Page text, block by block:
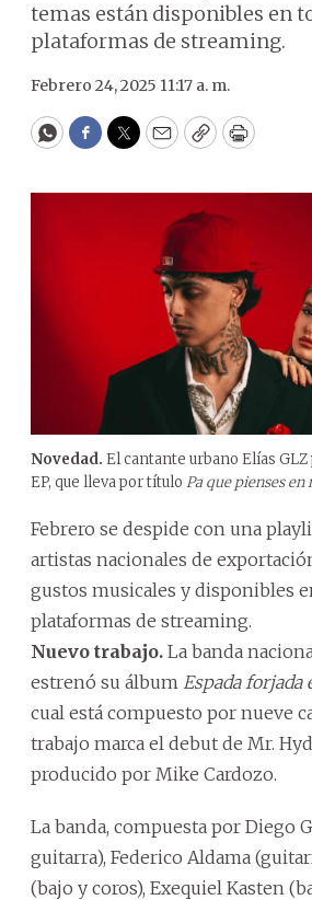
temas están disponibles en
plataformas de streaming.
Febrero 24, 2025 11:17 a. m.
WhatsApp
Facebook
Twitter
EmailCopyPrint
Novedad. El cantante urbano Elías
EP, que lleva por título Pa que pienses en
Febrero se despide con una
artistas nacionales de
gustos musicales y disponibles
plataformas de streaming.
Nuevo trabajo. La banda
estrenó su álbum Espada forjada
cual está compuesto por nueve
trabajo marca el debut de Mr.
producido por Mike Cardozo.
La banda, compuesta por Diego
guitarra), Federico Aldama
(bajo y coros), Exequiel Kasten